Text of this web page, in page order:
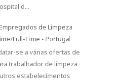
d...
de Limpeza
Full-Time - Portugal
se a várias ofertas de
trabalhador de limpeza
estabelecimentos